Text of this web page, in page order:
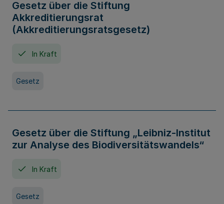
Gesetz über die Stiftung
Akkreditierungsrat
(Akkreditierungsratsgesetz)
In Kraft
Gesetz
Gesetz über die Stiftung „Leibniz-Institut
zur Analyse des Biodiversitätswandels“
In Kraft
Gesetz